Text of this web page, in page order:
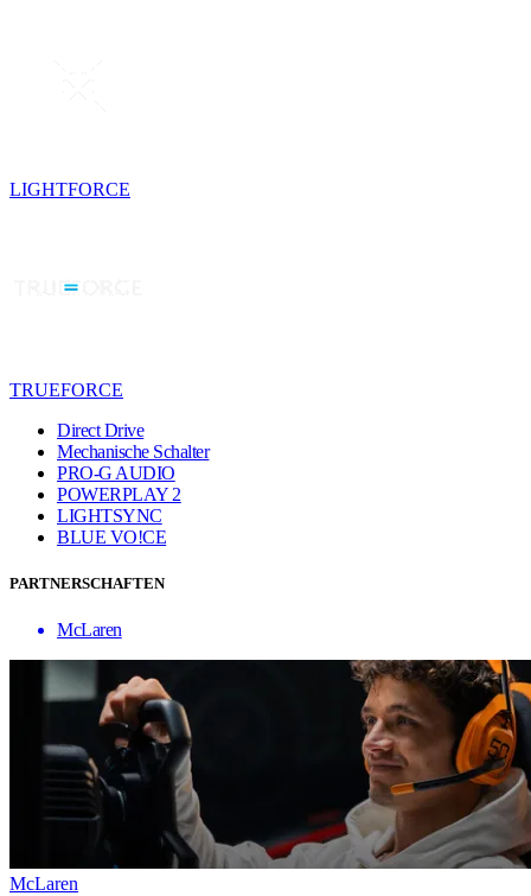
LIGHTFORCE
TRUEFORCE
Direct Drive
Mechanische Schalter
PRO-G AUDIO
POWERPLAY 2
LIGHTSYNC
BLUE VO!CE
PARTNERSCHAFTEN
McLaren
McLaren